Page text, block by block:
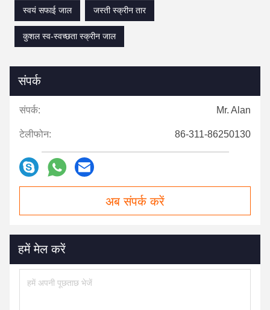
स्वयं सफाई जाल
जस्ती स्क्रीन तार
कुशल स्व-स्वच्छता स्क्रीन जाल
संपर्क
संपर्क: Mr. Alan
टेलीफोन: 86-311-86250130
अब संपर्क करें
हमें मेल करें